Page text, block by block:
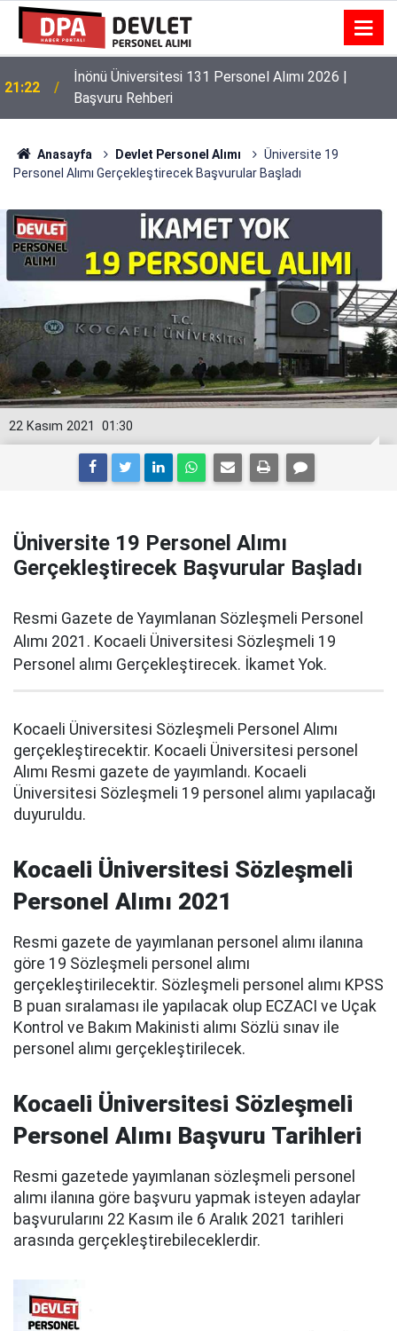
21:22
İnönü Üniversitesi 131 Personel Alımı 2026 |
Başvuru Rehberi
Anasayfa Devlet Personel Alımı
Üniversite 19
Personel Alımı Gerçekleştirecek Başvurular Başladı
01:30
22 Kasım 2021
Üniversite 19 Personel Alımı
Gerçekleştirecek Başvurular Başladı
Resmi Gazete de Yayımlanan Sözleşmeli Personel
Alımı 2021. Kocaeli Üniversitesi Sözleşmeli 19
Personel alımı Gerçekleştirecek. İkamet Yok.
Kocaeli Üniversitesi Sözleşmeli Personel Alımı
gerçekleştirecektir. Kocaeli Üniversitesi personel
Alımı Resmi gazete de yayımlandı. Kocaeli
Üniversitesi Sözleşmeli 19 personel alımı yapılacağı
duyuruldu.
Kocaeli Üniversitesi Sözleşmeli
Personel Alımı 2021
Resmi gazete de yayımlanan personel alımı ilanına
göre 19 Sözleşmeli personel alımı
gerçekleştirilecektir. Sözleşmeli personel alımı KPSS
B puan sıralaması ile yapılacak olup ECZACI ve Uçak
Kontrol ve Bakım Makinisti alımı Sözlü sınav ile
personel alımı gerçekleştirilecek.
Kocaeli Üniversitesi Sözleşmeli
Personel Alımı Başvuru Tarihleri
Resmi gazetede yayımlanan sözleşmeli personel
alımı ilanına göre başvuru yapmak isteyen adaylar
başvurularını 22 Kasım ile 6 Aralık 2021 tarihleri
arasında gerçekleştirebileceklerdir.